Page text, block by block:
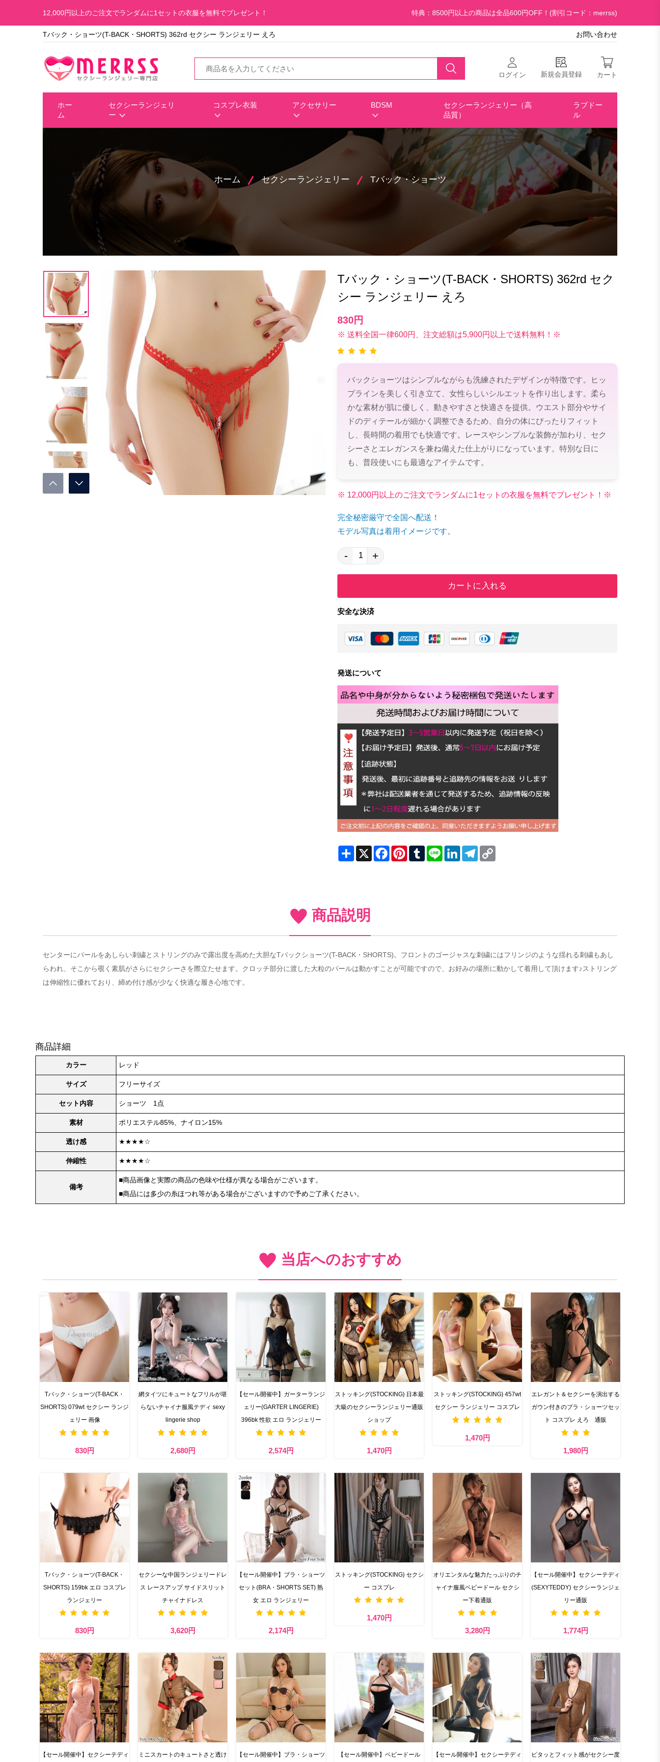
12,000円以上のご注文でランダムに1セットの衣服を無料でプレゼント！ 特典：8500円以上の商品は全品600円OFF！(割引コード：merrss)
Tバック・ショーツ(T-BACK・SHORTS) 362rd セクシー ランジェリー えろ お問い合わせ
ログイン 新規会員登録 カート
ホー
ム
セクシーランジェリ
ー
コスプレ衣装 アクセサリー BDSM
セクシーランジェリー（高
品質）
ラブドー
ル
ホーム セクシーランジェリー Tバック・ショーツ
Tバック・ショーツ(T-BACK・SHORTS) 362rd セク
シー ランジェリー えろ
830円
※ 送料全国一律600円、注文総額は5,900円以上で送料無料！※
バックショーツはシンプルながらも洗練されたデザインが特徴です。ヒッ
プラインを美しく引き立て、女性らしいシルエットを作り出します。柔ら
かな素材が肌に優しく、動きやすさと快適さを提供。ウエスト部分やサイ
ドのディテールが細かく調整できるため、自分の体にぴったりフィット
し、長時間の着用でも快適です。レースやシンプルな装飾が加わり、セク
シーさとエレガンスを兼ね備えた仕上がりになっています。特別な日に
も、普段使いにも最適なアイテムです。
※ 12,000円以上のご注文でランダムに1セットの衣服を無料でプレゼント！※
完全秘密厳守で全国へ配送！
モデル写真は着用イメージです。
- +
カートに入れる
安全な決済
発送について
ShareX FacebookPinterestTumblrLine LinkedInTelegram
商品説明
センターにパールをあしらい刺繍とストリングのみで露出度を高めた大胆なTバックショーツ(T-BACK・SHORTS)。フロントのゴージャスな刺繍にはフリンジのような揺れる刺繍もあし
らわれ、そこから覗く素肌がさらにセクシーさを際立たせます。クロッチ部分に渡した大粒のパールは動かすことが可能ですので、お好みの場所に動かして着用して頂けます♪ストリング
は伸縮性に優れており、締め付け感が少なく快適な履き心地です。
商品詳細
カラー レッド
サイズ フリーサイズ
セット内容 ショーツ 1点
素材 ポリエステル85%、ナイロン15%
透け感 ★★★★☆
伸縮性 ★★★★☆
備考
■商品画像と実際の商品の色味や仕様が異なる場合がございます。
■商品には多少の糸ほつれ等がある場合がございますので予めご了承ください。
当店へのおすすめ
Tバック・ショーツ(T-BACK・
SHORTS) 079wt セクシー ランジ
ェリー 画像
830円
網タイツにキュートなフリルが堪
らないチャイナ服風テディ sexy
lingerie shop
2,680円
【セール開催中】ガーターランジ
ェリー(GARTER LINGERIE)
396bk 性欲 エロ ランジェリー
2,574円
ストッキング(STOCKING) 日本最
大級のセクシーランジェリー通販
ショップ
1,470円
ストッキング(STOCKING) 457wt
セクシー ランジェリー コスプレ
1,470円
エレガント＆セクシーを演出する
ガウン付きのブラ・ショーツセッ
ト コスプレ えろ 通販
1,980円
Tバック・ショーツ(T-BACK・
SHORTS) 159bk エロ コスプレ
ランジェリー
830円
セクシーな中国ランジェリードレ
ス レースアップ サイドスリット
チャイナドレス
3,620円
【セール開催中】ブラ・ショーツ
セット(BRA・SHORTS SET) 熟
女 エロ ランジェリー
2,174円
ストッキング(STOCKING) セクシ
ー コスプレ
1,470円
オリエンタルな魅力たっぷりのチ
ャイナ服風ベビードール セクシ
ー下着通販
3,280円
【セール開催中】セクシーテディ
(SEXYTEDDY) セクシーランジェ
リー通販
1,774円
【セール開催中】セクシーテディ ミニスカートのキュートさと透け 【セール開催中】ブラ・ショーツ 【セール開催中】ベビードール 【セール開催中】セクシーテディ ピタッとフィット感がセクシー度